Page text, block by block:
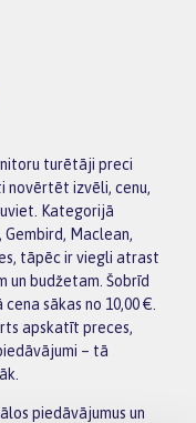
turētāji preci
novērtēt izvēli, cenu,
Kategorijā
Maclean,
tāpēc ir viegli atrast
un budžetam. Šobrīd
sākas no 10,00 €.
apskatīt preces,
– tā
piedāvājumus un